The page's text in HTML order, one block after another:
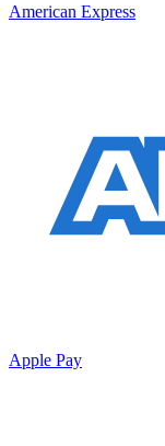
American Express
Apple Pay